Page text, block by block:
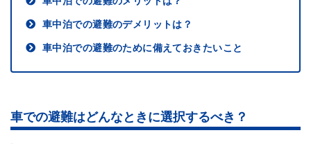
車中泊での避難のデメリットは？
車中泊での避難のために備えておきたいこと
車での避難はどんなときに選択するべき？